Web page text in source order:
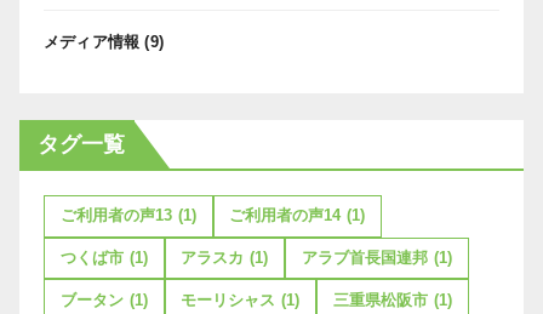
メディア情報 (9)
タグ一覧
ご利用者の声13 (1) ご利用者の声14 (1)
つくば市 (1) アラスカ (1) アラブ首長国連邦 (1)
ブータン (1) モーリシャス (1) 三重県松阪市 (1)